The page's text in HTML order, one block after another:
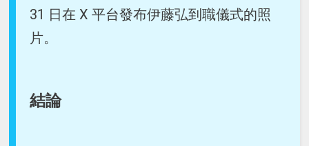
31 日在 X 平台發布伊藤弘到職儀式的照
片。
結論